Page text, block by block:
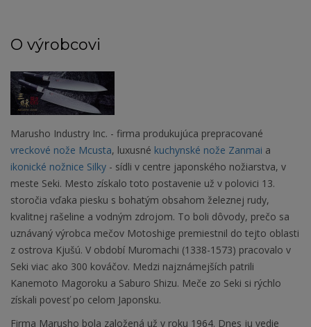
O výrobcovi
Marusho Industry Inc. - firma produkujúca prepracované
vreckové nože Mcusta, luxusné kuchynské nože Zanmai a
ikonické nožnice Silky - sídli v centre japonského nožiarstva, v
meste Seki. Mesto získalo toto postavenie už v polovici 13.
storočia vďaka piesku s bohatým obsahom železnej rudy,
kvalitnej rašeline a vodným zdrojom. To boli dôvody, prečo sa
uznávaný výrobca mečov Motoshige premiestnil do tejto oblasti
z ostrova Kjušú. V období Muromachi (1338-1573) pracovalo v
Seki viac ako 300 kováčov. Medzi najznámejších patrili
Kanemoto Magoroku a Saburo Shizu. Meče zo Seki si rýchlo
získali povesť po celom Japonsku.
Firma Marusho bola založená už v roku 1964. Dnes ju vedie